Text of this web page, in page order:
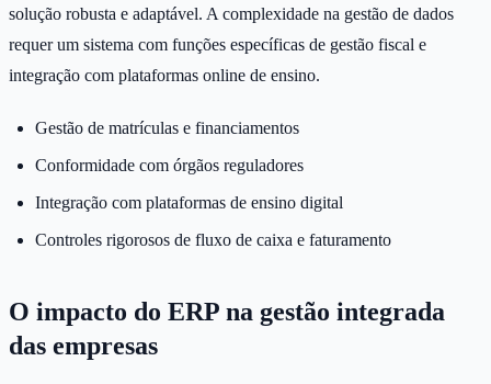
solução robusta e adaptável. A complexidade na gestão de dados
requer um sistema com funções específicas de gestão fiscal e
integração com plataformas online de ensino.
Gestão de matrículas e financiamentos
Conformidade com órgãos reguladores
Integração com plataformas de ensino digital
Controles rigorosos de fluxo de caixa e faturamento
O impacto do ERP na gestão integrada
das empresas